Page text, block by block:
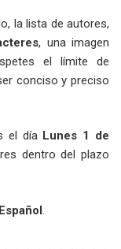
la lista de autores,
, una imagen
el límite de
conciso y preciso
el día Lunes 1 de
dentro del plazo
.